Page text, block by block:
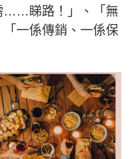
……睇路！」、「無
一係傳銷、一係保